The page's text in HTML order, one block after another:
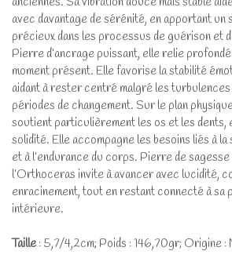
avec davantage de sérénité, en apportant un
précieux dans les processus de guérison et
Pierre d’ancrage puissant, elle relie
moment présent. Elle favorise la stabilité
aidant à rester centré malgré les
périodes de changement. Sur le plan
soutient particulièrement les os et les dents,
solidité. Elle accompagne les besoins liés à
et à l’endurance du corps. Pierre de
l’Orthoceras invite à avancer avec lucidité,
enracinement, tout en restant connecté à sa
intérieure.
Taille : 5,7/4,2cm; Poids : 146,70gr; Origine :